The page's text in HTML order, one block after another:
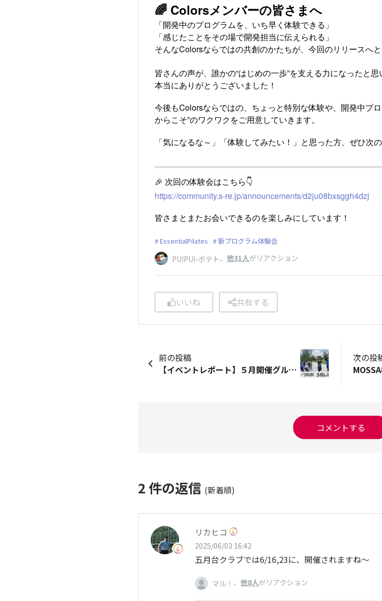
🌈 Colorsメンバーの皆さまへ
「開発中のプログラムを、いち早く体験できる」
「感じたことをその場で開発担当に伝えられる」
そんなColorsならではの共創のかたちが、今回のリリースへと
皆さんの声が、誰かの“はじめの一歩”を支える力になったと
本当にありがとうございました！
今後もColorsならではの、ちょっと特別な体験や、開発中プ
からこそ”のワクワクをご用意していきます。
「気になるな～」「体験してみたい！」と思った方、ぜひ次
🎉 次回の体験会はこちら👇
https://community.s-re.jp/announcements/d2ju08bxsggh4dzj
皆さまとまたお会いできるのを楽しみにしています！
EssentialPilates 新プログラム体験会
PUIPUI-ポテト、 他31人がリアクション
いいね 共有する
前の投稿
【イベントレポート】５月開催グループRUN
次の投
コメントする
2 件の返信 (新着順)
リカヒコ
2025/06/03 16:42
五月台クラブでは6/16,23に、開催されますね〜
マル！ 、 他8人がリアクション